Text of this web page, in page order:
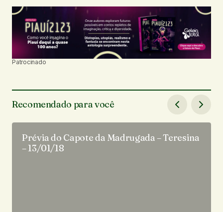
Patrocinado
Recomendado para você
Prévia do Capote da Madrugada – Teresina
– 13/01/18